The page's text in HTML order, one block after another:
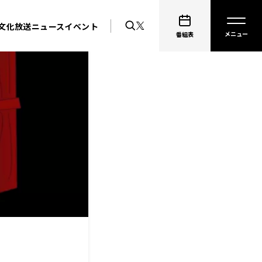
化放送ニュースイベント
番組表